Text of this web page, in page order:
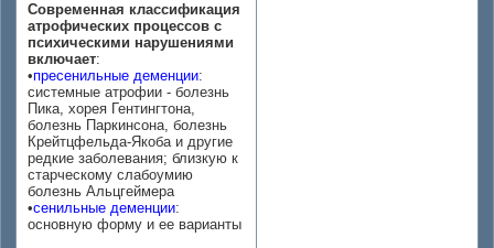
Современная классификация
атрофических процессов с
психическими нарушениями
включает:
•пресенильные деменции:
системные атрофии - болезнь
Пика, хорея Гентингтона,
болезнь Паркинсона, болезнь
Крейтцфельда-Якоба и другие
редкие заболевания; близкую к
старческому слабоумию
болезнь Альцгеймера
•сенильные деменции:
основную форму и ее варианты